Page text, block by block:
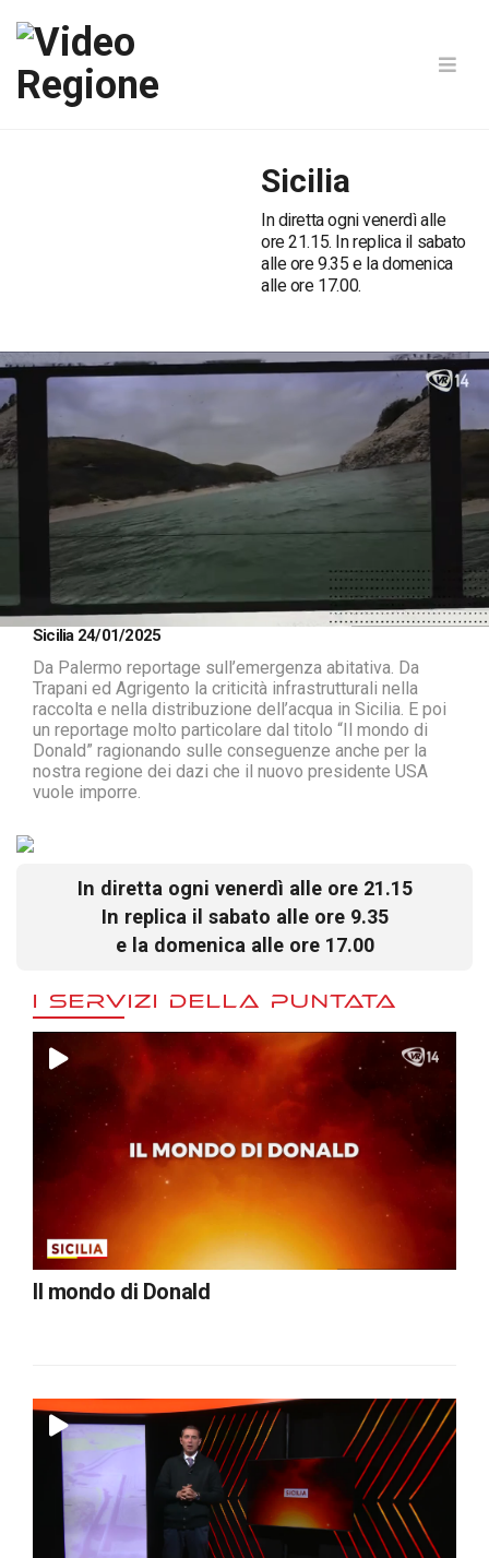
Sicilia
In diretta ogni venerdì alle
ore 21.15. In replica il sabato
alle ore 9.35 e la domenica
alle ore 17.00.
Loaded
1.22%
Sicilia 24/01/2025
Da Palermo reportage sull’emergenza abitativa. Da
Trapani ed Agrigento la criticità infrastrutturali nella
raccolta e nella distribuzione dell’acqua in Sicilia. E poi
un reportage molto particolare dal titolo “Il mondo di
Donald” ragionando sulle conseguenze anche per la
nostra regione dei dazi che il nuovo presidente USA
vuole imporre.
In diretta ogni venerdì alle ore 21.15
In replica il sabato alle ore 9.35
e la domenica alle ore 17.00
I SERVIZI DELLA PUNTATA
Il mondo di Donald